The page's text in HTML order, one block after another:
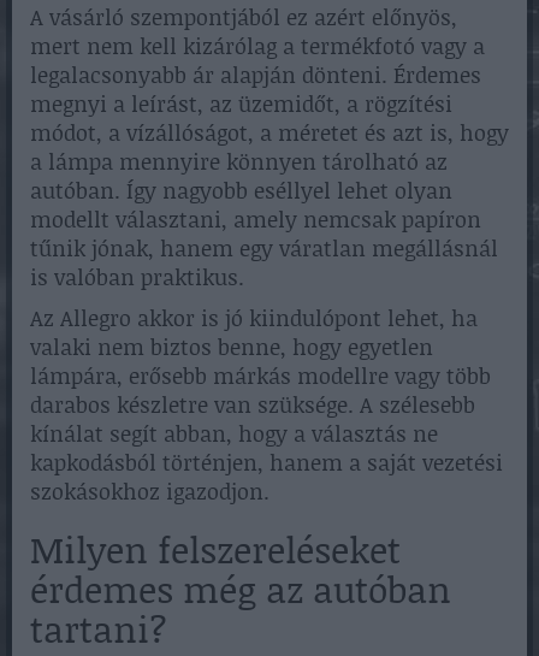
A vásárló szempontjából ez azért előnyös,
mert nem kell kizárólag a termékfotó vagy a
legalacsonyabb ár alapján dönteni. Érdemes
megnyi a leírást, az üzemidőt, a rögzítési
módot, a vízállóságot, a méretet és azt is, hogy
a lámpa mennyire könnyen tárolható az
autóban. Így nagyobb eséllyel lehet olyan
modellt választani, amely nemcsak papíron
tűnik jónak, hanem egy váratlan megállásnál
is valóban praktikus.
Az Allegro akkor is jó kiindulópont lehet, ha
valaki nem biztos benne, hogy egyetlen
lámpára, erősebb márkás modellre vagy több
darabos készletre van szüksége. A szélesebb
kínálat segít abban, hogy a választás ne
kapkodásból történjen, hanem a saját vezetési
szokásokhoz igazodjon.
Milyen felszereléseket
érdemes még az autóban
tartani?